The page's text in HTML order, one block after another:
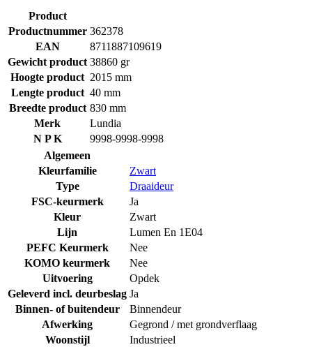
Product
Productnummer 362378
EAN
8711887109619
Gewicht product 38860 gr
Hoogte product 2015 mm
Lengte product 40 mm
Breedte product 830 mm
Merk
Lundia
N P K
9998-9998-9998
Algemeen
Kleurfamilie
Zwart
Type
Draaideur
FSC-keurmerk
Ja
Kleur
Zwart
Lijn
Lumen En 1E04
PEFC Keurmerk
Nee
KOMO keurmerk
Nee
Uitvoering
Opdek
Geleverd incl. deurbeslag Ja
Binnen- of buitendeur
Binnendeur
Afwerking
Gegrond / met grondverflaag
Woonstijl
Industrieel